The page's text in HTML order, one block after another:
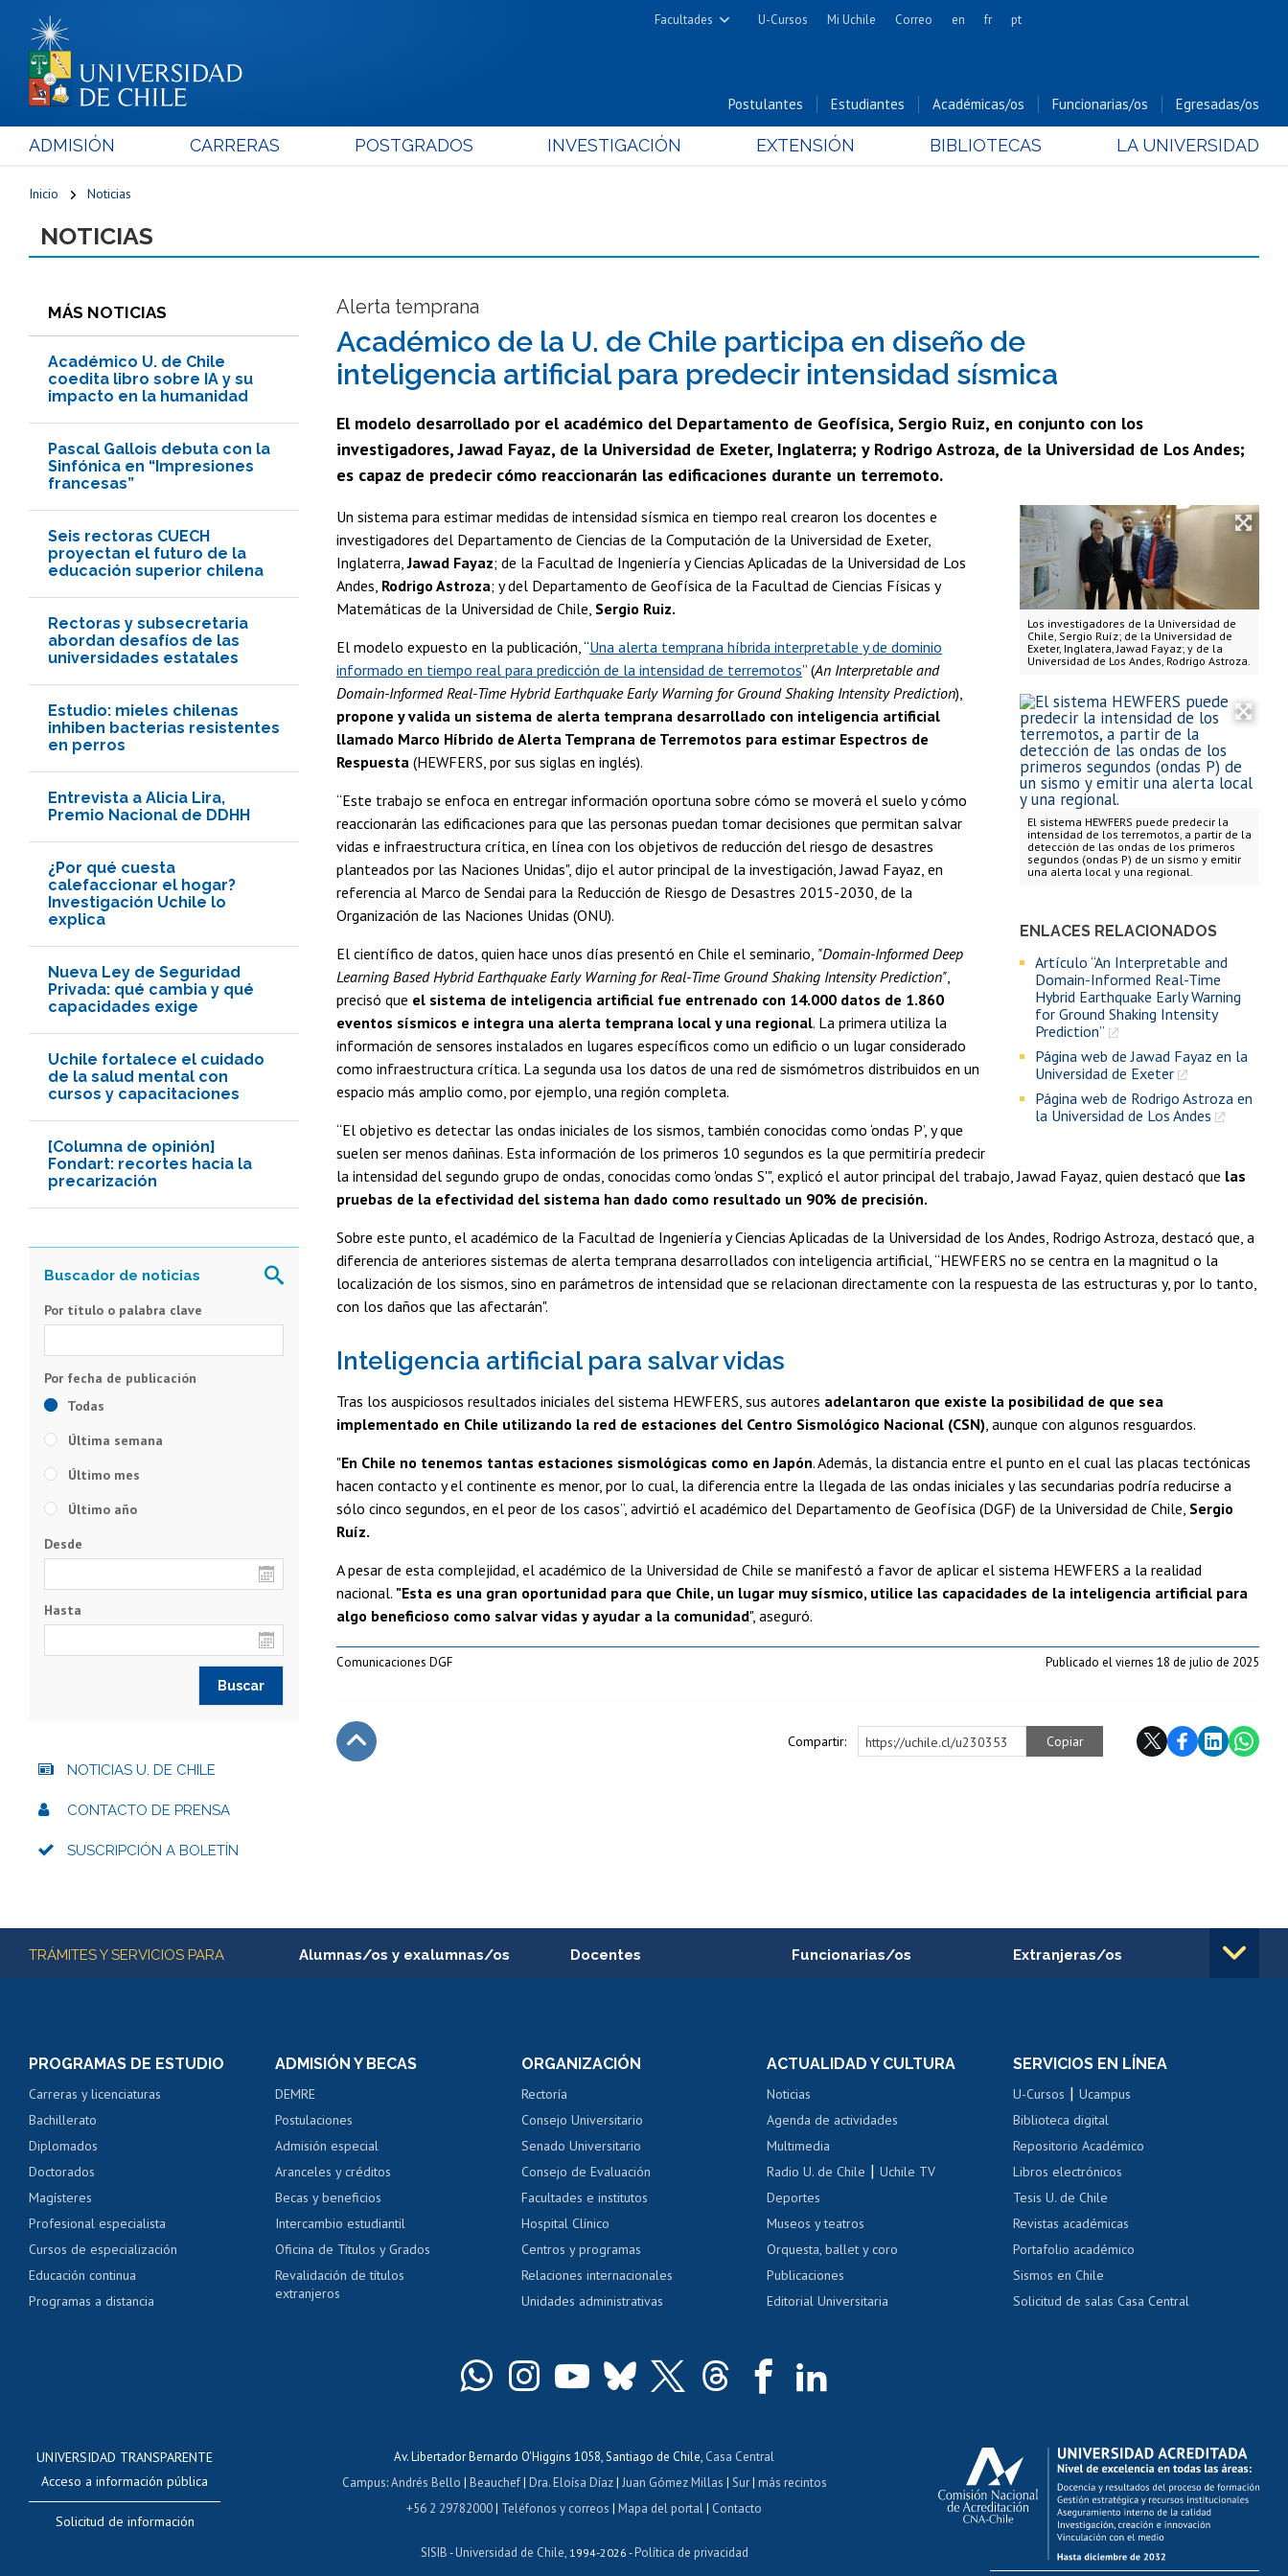
Facultades
Cs. Físicas y Matemáticas
Cs. Forestales y Conservación
Cs. Químicas y Farmacéuticas
Cs. Sociales
Nutrición y Tecnología de
Alimentos
Bachillerato
Hospital Clínico
U-Cursos Mi Uchile Correo en fr pt
Postulantes Estudiantes Académicas/os Funcionarias/os Egresadas/os
ADMISIÓN CARRERAS POSTGRADOS INVESTIGACIÓN EXTENSIÓN BIBLIOTECAS LA UNIVERSIDAD
Inicio Noticias
NOTICIAS
MÁS NOTICIAS
Académico U. de Chile
coedita libro sobre IA y su
impacto en la humanidad
Pascal Gallois debuta con la
Sinfónica en “Impresiones
francesas”
Seis rectoras CUECH
proyectan el futuro de la
educación superior chilena
Rectoras y subsecretaria
abordan desafíos de las
universidades estatales
Estudio: mieles chilenas
inhiben bacterias resistentes
en perros
Entrevista a Alicia Lira,
Premio Nacional de DDHH
¿Por qué cuesta
calefaccionar el hogar?
Investigación Uchile lo
explica
Nueva Ley de Seguridad
Privada: qué cambia y qué
capacidades exige
Uchile fortalece el cuidado
de la salud mental con
cursos y capacitaciones
[Columna de opinión]
Fondart: recortes hacia la
precarización
Alerta temprana
Académico de la U. de Chile participa en diseño de
inteligencia artificial para predecir intensidad sísmica
El modelo desarrollado por el académico del Departamento de Geofísica, Sergio Ruiz, en conjunto con los
investigadores, Jawad Fayaz, de la Universidad de Exeter, Inglaterra; y Rodrigo Astroza, de la Universidad de Los Andes;
es capaz de predecir cómo reaccionarán las edificaciones durante un terremoto.
Los investigadores de la Universidad de
Chile, Sergio Ruíz; de la Universidad de
Exeter, Inglatera, Jawad Fayaz; y de la
Universidad de Los Andes, Rodrigo Astroza.
El sistema HEWFERS puede predecir la
intensidad de los terremotos, a partir de la
detección de las ondas de los primeros
segundos (ondas P) de un sismo y emitir
una alerta local y una regional.
ENLACES RELACIONADOS
Artículo “An Interpretable and
Domain-Informed Real-Time
Hybrid Earthquake Early Warning
for Ground Shaking Intensity
Prediction”
Página web de Jawad Fayaz en la
Universidad de Exeter
Página web de Rodrigo Astroza en
la Universidad de Los Andes
Un sistema para estimar medidas de intensidad sísmica en tiempo real crearon los docentes e
investigadores del Departamento de Ciencias de la Computación de la Universidad de Exeter,
Inglaterra,Jawad Fayaz; de la Facultad de Ingeniería y Ciencias Aplicadas de la Universidad de Los
Andes, Rodrigo Astroza; y del Departamento de Geofísica de la Facultad de Ciencias Físicas y
Matemáticas de la Universidad de Chile, Sergio Ruiz.
El modelo expuesto en la publicación, “Una alerta temprana híbrida interpretable y de dominio
informado en tiempo real para predicción de la intensidad de terremotos” (An Interpretable and
Domain-Informed Real-Time Hybrid Earthquake Early Warning for Ground Shaking Intensity Prediction),
propone y valida un sistema de alerta temprana desarrollado con inteligencia artificial
llamado Marco Híbrido de Alerta Temprana de Terremotos para estimar Espectros de
Respuesta (HEWFERS, por sus siglas en inglés).
“Este trabajo se enfoca en entregar información oportuna sobre cómo se moverá el suelo y cómo
reaccionarán las edificaciones para que las personas puedan tomar decisiones que permitan salvar
vidas e infraestructura crítica, en línea con los objetivos de reducción del riesgo de desastres
planteados por las Naciones Unidas", dijo el autor principal de la investigación, Jawad Fayaz, en
referencia al Marco de Sendai para la Reducción de Riesgo de Desastres 2015-2030, de la
Organización de las Naciones Unidas (ONU).
El científico de datos, quien hace unos días presentó en Chile el seminario, "Domain-Informed Deep
Learning Based Hybrid Earthquake Early Warning for Real-Time Ground Shaking Intensity Prediction"
precisó que el sistema de inteligencia artificial fue entrenado con 14.000 datos de 1.860
eventos sísmicos e integra una alerta temprana local y una regional. La primera utiliza la
información de sensores instalados en lugares específicos como un edificio o un lugar considerado
como infraestructura crítica. La segunda usa los datos de una red de sismómetros distribuidos en un
espacio más amplio como, por ejemplo, una región completa.
“El objetivo es detectar las ondas iniciales de los sismos, también conocidas como ‘ondas P’, y que
suelen ser menos dañinas. Esta información de los primeros 10 segundos es la que permitiría predecir
la intensidad del segundo grupo de ondas, conocidas como 'ondas S'", explicó el autor principal del trabajo, Jawad Fayaz, quien destacó que las
pruebas de la efectividad del sistema han dado como resultado un 90% de precisión.
Sobre este punto, el académico de la Facultad de Ingeniería y Ciencias Aplicadas de la Universidad de los Andes, Rodrigo Astroza, destacó que, a
diferencia de anteriores sistemas de alerta temprana desarrollados con inteligencia artificial, “HEWFERS no se centra en la magnitud o la
localización de los sismos, sino en parámetros de intensidad que se relacionan directamente con la respuesta de las estructuras y, por lo tanto,
con los daños que las afectarán".
Inteligencia artificial para salvar vidas
Tras los auspiciosos resultados iniciales del sistema HEWFERS, sus autores adelantaron que existe la posibilidad de que sea
implementado en Chile utilizando la red de estaciones del Centro Sismológico Nacional (CSN) , aunque con algunos resguardos.
"En Chile no tenemos tantas estaciones sismológicas como en Japón. Además, la distancia entre el punto en el cual las placas tectónicas
hacen contacto y el continente es menor, por lo cual, la diferencia entre la llegada de las ondas iniciales y las secundarias podría reducirse a
sólo cinco segundos, en el peor de los casos”, advirtió el académico del Departamento de Geofísica (DGF) de la Universidad de Chile, Sergio
Ruíz.
A pesar de esta complejidad, el académico de la Universidad de Chile se manifestó a favor de aplicar el sistema HEWFERS a la realidad
nacional. "Esta es una gran oportunidad para que Chile, un lugar muy sísmico, utilice las capacidades de la inteligencia artificial para
algo beneficioso como salvar vidas y ayudar a la comunidad", aseguró.
Comunicaciones DGF Publicado el viernes 18 de julio de 2025
Compartir: https://uchile.cl/u230353 Copiar
Por título o palabra clave
Todas
Última semana
Último mes
Último año
Desde
Hasta
NOTICIAS U. DE CHILE
CONTACTO DE PRENSA
SUSCRIPCIÓN A BOLETÍN
Más información
TRÁMITES Y SERVICIOS PARA Alumnas/os y exalumnas/os
Servicio médico y dental
Pago de arancel y crédito alumnos
Pago de arancel y crédito exalumnos
Certificado de títulos y grados
Docentes
Perfeccionamiento
Evaluación docente
Calificación académica
Postulación al AUCAI
Funcionarias/os
Portal de movilidad interna
Certificado de renta
Certificado de renta
Extranjeras/os
Cursos de español
Mi Uchile Ayuda tecnológica Tarjeta TUI Acoso laboral, sexual y violencia Denuncias administrativas
PROGRAMAS DE ESTUDIO
Carreras y licenciaturas
Bachillerato
Diplomados
Doctorados
Magísteres
Profesional especialista
Cursos de especialización
Educación continua
Programas a distancia
ADMISIÓN Y BECAS
DEMRE
Postulaciones
Admisión especial
Aranceles y créditos
Becas y beneficios
Intercambio estudiantil
Oficina de Títulos y Grados
Revalidación de títulos
extranjeros
ORGANIZACIÓN
Rectoría
Consejo Universitario
Senado Universitario
Consejo de Evaluación
Facultades e institutos
Hospital Clínico
Centros y programas
Relaciones internacionales
Unidades administrativas
ACTUALIDAD Y CULTURA
Noticias
Agenda de actividades
Multimedia
Radio U. de Chile |Uchile TV
Deportes
Museos y teatros
Orquesta, ballet y coro
Publicaciones
Editorial Universitaria
SERVICIOS EN LÍNEA
U-Cursos |Ucampus
Biblioteca digital
Repositorio Académico
Libros electrónicos
Tesis U. de Chile
Revistas académicas
Portafolio académico
Sismos en Chile
Solicitud de salas Casa Central
UNIVERSIDAD TRANSPARENTE
Acceso a información pública
Solicitud de información
Av. Libertador Bernardo O'Higgins 1058, Santiago de Chile, Casa Central
Campus:Andrés Bello | Beauchef| Dra. Eloísa Díaz| Juan Gómez Millas | Sur| más recintos
+56 2 29782000| Teléfonos y correos |Mapa del portal| Contacto
SISIB -Universidad de Chile , 1994-2026 -Política de privacidad